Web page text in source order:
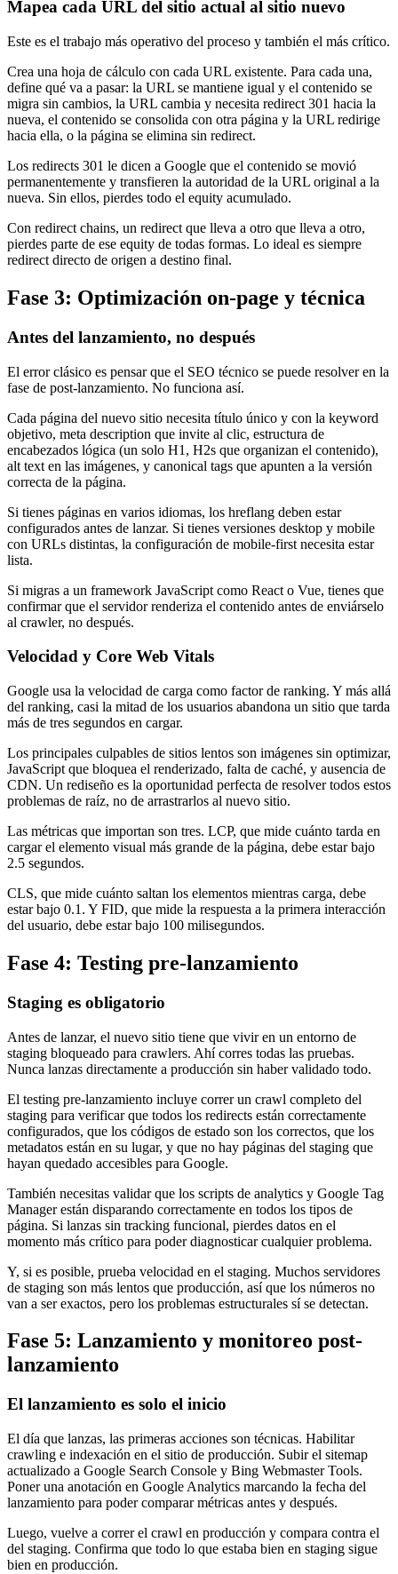
Mapea cada URL del sitio actual al sitio nuevo
Este es el trabajo más operativo del proceso y también el más crítico.
Crea una hoja de cálculo con cada URL existente. Para cada una,
define qué va a pasar: la URL se mantiene igual y el contenido se
migra sin cambios, la URL cambia y necesita redirect 301 hacia la
nueva, el contenido se consolida con otra página y la URL redirige
hacia ella, o la página se elimina sin redirect.
Los redirects 301 le dicen a Google que el contenido se movió
permanentemente y transfieren la autoridad de la URL original a la
nueva. Sin ellos, pierdes todo el equity acumulado.
Con redirect chains, un redirect que lleva a otro que lleva a otro,
pierdes parte de ese equity de todas formas. Lo ideal es siempre
redirect directo de origen a destino final.
Fase 3: Optimización on-page y técnica
Antes del lanzamiento, no después
El error clásico es pensar que el SEO técnico se puede resolver en la
fase de post-lanzamiento. No funciona así.
Cada página del nuevo sitio necesita título único y con la keyword
objetivo, meta description que invite al clic, estructura de
encabezados lógica (un solo H1, H2s que organizan el contenido),
alt text en las imágenes, y canonical tags que apunten a la versión
correcta de la página.
Si tienes páginas en varios idiomas, los hreflang deben estar
configurados antes de lanzar. Si tienes versiones desktop y mobile
con URLs distintas, la configuración de mobile-first necesita estar
lista.
Si migras a un framework JavaScript como React o Vue, tienes que
confirmar que el servidor renderiza el contenido antes de enviárselo
al crawler, no después.
Velocidad y Core Web Vitals
Google usa la velocidad de carga como factor de ranking. Y más allá
del ranking, casi la mitad de los usuarios abandona un sitio que tarda
más de tres segundos en cargar.
Los principales culpables de sitios lentos son imágenes sin optimizar,
JavaScript que bloquea el renderizado, falta de caché, y ausencia de
CDN. Un rediseño es la oportunidad perfecta de resolver todos estos
problemas de raíz, no de arrastrarlos al nuevo sitio.
Las métricas que importan son tres. LCP, que mide cuánto tarda en
cargar el elemento visual más grande de la página, debe estar bajo
2.5 segundos.
CLS, que mide cuánto saltan los elementos mientras carga, debe
estar bajo 0.1. Y FID, que mide la respuesta a la primera interacción
del usuario, debe estar bajo 100 milisegundos.
Fase 4: Testing pre-lanzamiento
Staging es obligatorio
Antes de lanzar, el nuevo sitio tiene que vivir en un entorno de
staging bloqueado para crawlers. Ahí corres todas las pruebas.
Nunca lanzas directamente a producción sin haber validado todo.
El testing pre-lanzamiento incluye correr un crawl completo del
staging para verificar que todos los redirects están correctamente
configurados, que los códigos de estado son los correctos, que los
metadatos están en su lugar, y que no hay páginas del staging que
hayan quedado accesibles para Google.
También necesitas validar que los scripts de analytics y Google Tag
Manager están disparando correctamente en todos los tipos de
página. Si lanzas sin tracking funcional, pierdes datos en el
momento más crítico para poder diagnosticar cualquier problema.
Y, si es posible, prueba velocidad en el staging. Muchos servidores
de staging son más lentos que producción, así que los números no
van a ser exactos, pero los problemas estructurales sí se detectan.
Fase 5: Lanzamiento y monitoreo post-
lanzamiento
El lanzamiento es solo el inicio
El día que lanzas, las primeras acciones son técnicas. Habilitar
crawling e indexación en el sitio de producción. Subir el sitemap
actualizado a Google Search Console y Bing Webmaster Tools.
Poner una anotación en Google Analytics marcando la fecha del
lanzamiento para poder comparar métricas antes y después.
Luego, vuelve a correr el crawl en producción y compara contra el
del staging. Confirma que todo lo que estaba bien en staging sigue
bien en producción.